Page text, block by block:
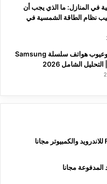
في المنازل: ما الذي يجب أن
نظام الطاقة الشمسية في
جميع مميزات وعيوب هواتف سلسلة Samsung
المدفوعة مجانا